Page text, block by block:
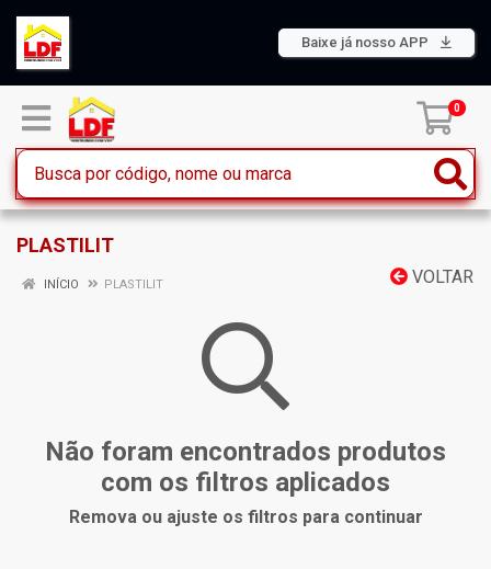
Baixe já nosso APP
0
PLASTILIT
VOLTAR
INÍCIO PLASTILIT
Não foram encontrados produtos
com os filtros aplicados
Remova ou ajuste os filtros para continuar